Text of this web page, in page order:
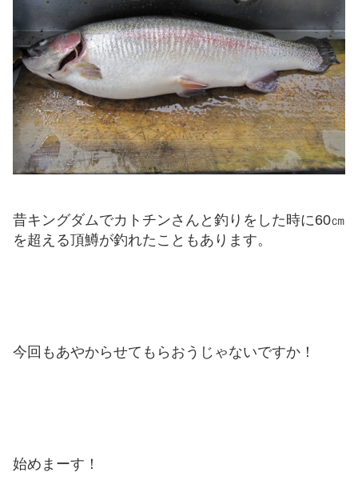
昔キングダムでカトチンさんと釣りをした時に60㎝
を超える頂鱒が釣れたこともあります。
今回もあやからせてもらおうじゃないですか！
始めまーす！